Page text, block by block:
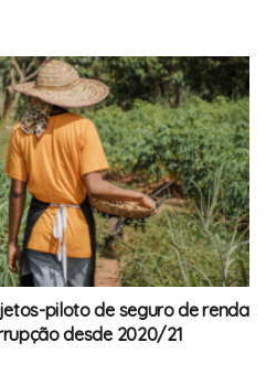
piloto de seguro de renda
desde 2020/21